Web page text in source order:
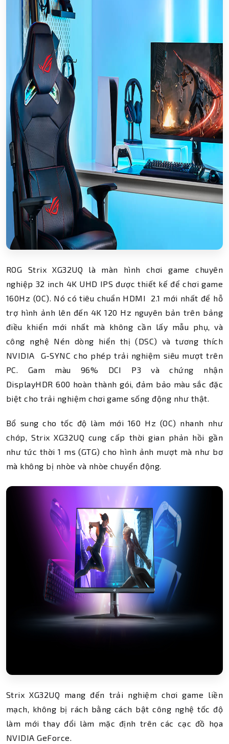
ROG Strix XG32UQ là màn hình chơi game chuyên
nghiệp 32 inch 4K UHD IPS được thiết kế để chơi game
160Hz (OC). Nó có tiêu chuẩn HDMI 2.1 mới nhất để hỗ
trợ hình ảnh lên đến 4K 120 Hz nguyên bản trên bảng
điều khiển mới nhất mà không cần lấy mẫu phụ, và
công nghệ Nén dòng hiển thị (DSC) và tương thích
NVIDIA G-SYNC cho phép trải nghiệm siêu mượt trên
PC. Gam màu 96% DCI P3 và chứng nhận
DisplayHDR 600 hoàn thành gói, đảm bảo màu sắc đặc
biệt cho trải nghiệm chơi game sống động như thật.
Bổ sung cho tốc độ làm mới 160 Hz (OC) nhanh như
chớp, Strix XG32UQ cung cấp thời gian phản hồi gần
như tức thời 1 ms (GTG) cho hình ảnh mượt mà như bơ
mà không bị nhòe và nhòe chuyển động.
Strix XG32UQ mang đến trải nghiệm chơi game liền
mạch, không bị rách bằng cách bật công nghệ tốc độ
làm mới thay đổi làm mặc định trên các cạc đồ họa
NVIDIA GeForce.